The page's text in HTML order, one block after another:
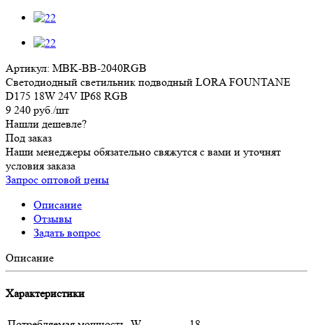
Артикул: MBK-BB-2040RGB
Светодиодный светильник подводный LORA FOUNTANE
D175 18W 24V IP68 RGB
9 240 руб./шт
Нашли дешевле?
Под заказ
Наши менеджеры обязательно свяжутся с вами и уточнят
условия заказа
Запрос оптовой цены
Описание
Отзывы
Задать вопрос
Описание
Характеристики